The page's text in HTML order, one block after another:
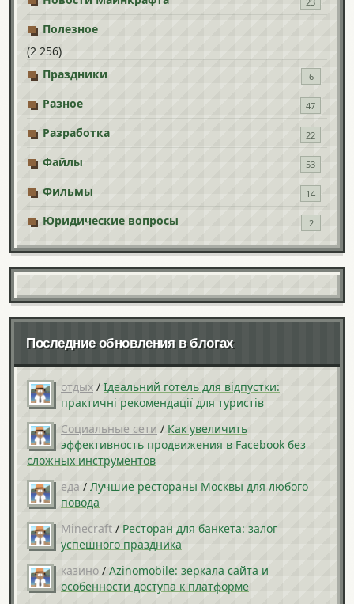
Полезное
(2 256)
Праздники
6
Разное 47
Разработка 22
Файлы 53
Фильмы 14
Юридические вопросы 2
Последние обновления в блогах
отдых / Ідеальний готель для відпустки:
практичні рекомендації для туристів
Социальные сети / Как увеличить
эффективность продвижения в Facebook без
сложных инструментов
еда / Лучшие рестораны Москвы для любого
повода
Minecraft / Ресторан для банкета: залог
успешного праздника
казино / Azinomobile: зеркала сайта и
особенности доступа к платформе